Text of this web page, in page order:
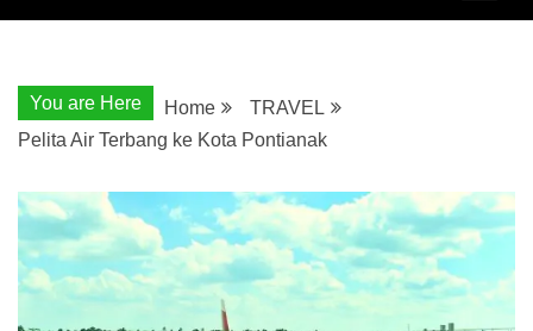
You are Here Home
TRAVEL
Pelita Air Terbang ke Kota Pontianak